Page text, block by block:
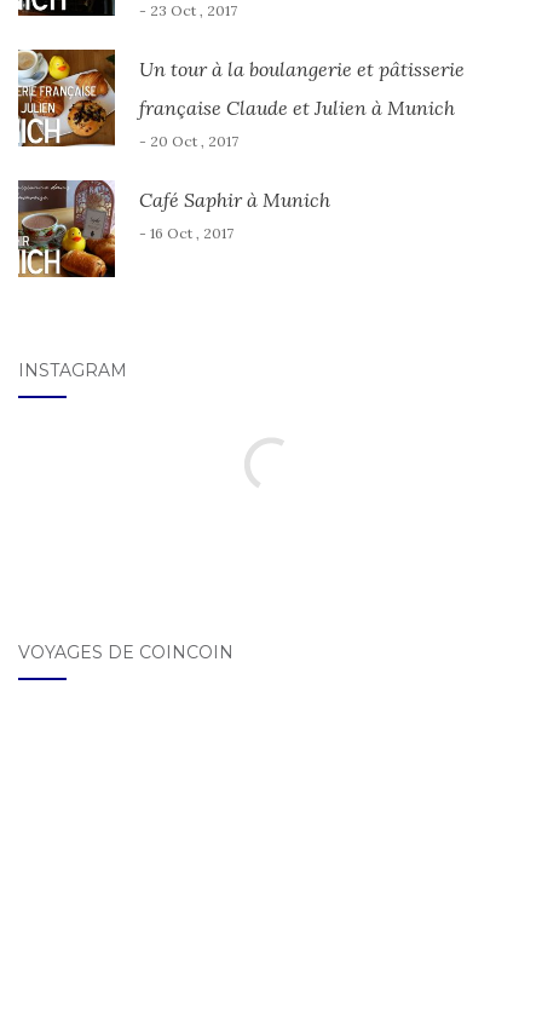
- 23 Oct , 2017
Un tour à la boulangerie et pâtisserie
française Claude et Julien à Munich
- 20 Oct , 2017
Café Saphir à Munich
- 16 Oct , 2017
INSTAGRAM
VOYAGES DE COINCOIN